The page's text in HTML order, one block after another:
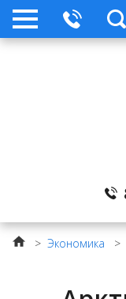
> Экономика >